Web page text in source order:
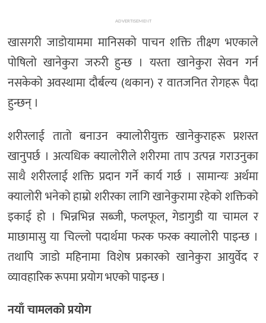
English
ADVERTISEMENT
खासगरी जाडोयाममा मानिसको पाचन शक्ति तीक्ष्ण भएकाले
पोषिलो खानेकुरा जरुरी हुन्छ । यस्ता खानेकुरा सेवन गर्न
नसकेको अवस्थामा दौर्बल्य (थकान) र वातजनित रोगहरू पैदा
हुन्छन् ।
शरीरलाई तातो बनाउन क्यालोरीयुक्त खानेकुराहरू प्रशस्त
खानुपर्छ । अत्यधिक क्यालोरीले शरीरमा ताप उत्पन्न गराउनुका
साथै शरीरलाई शक्ति प्रदान गर्ने कार्य गर्छ । सामान्यः अर्थमा
क्यालोरी भनेको हाम्रो शरीरका लागि खानेकुरामा रहेको शक्तिको
इकाई हो । भिन्नभिन्न सब्जी, फलफूल, गेडागुडी या चामल र
माछामासु या चिल्लो पदार्थमा फरक फरक क्यालोरी पाइन्छ ।
तथापि जाडो महिनामा विशेष प्रकारको खानेकुरा आयुर्वेद र
व्यावहारिक रूपमा प्रयोग भएको पाइन्छ ।
नयाँ चामलको प्रयोग